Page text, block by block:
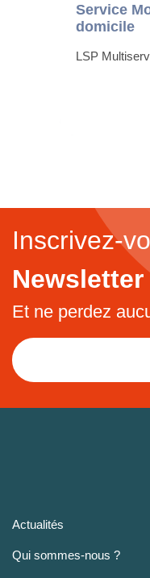
Service
domicile
LSP
Inscrivez-
Newsletter
Et ne perdez
Actualités
Qui sommes-nous ?